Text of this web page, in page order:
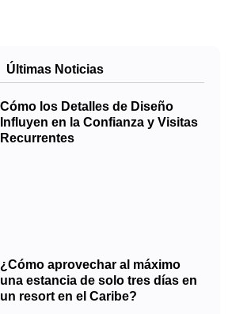
Últimas Noticias
Cómo los Detalles de Diseño
Influyen en la Confianza y Visitas
Recurrentes
¿Cómo aprovechar al máximo
una estancia de solo tres días en
un resort en el Caribe?